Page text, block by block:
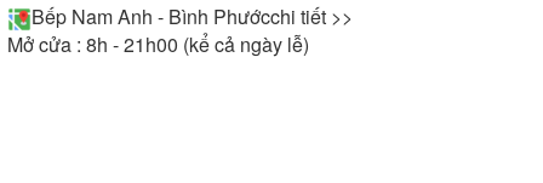
Bếp Nam Anh - Bình Phướcchi tiết >>
Mở cửa : 8h - 21h00 (kể cả ngày lễ)